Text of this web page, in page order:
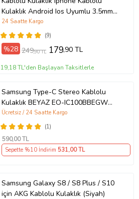
Kulaklık Android Ios Uyumlu 3.5mm
Kulaklık (Beyaz)
(9)
24 Saatte Kargo
%28 249,90 TL 179,90 TL
19,18 TL'den Başlayan Taksitlerle
Samsung Type-C Stereo Kablolu
Kulaklık BEYAZ EO-IC100BBEGWW
(Samsung Türkiye Garantilidir)
(1)
Ücretsiz / 24 Saatte Kargo
590,00 TL
Sepette %10 İndirim 531,00 TL
Samsung Galaxy S8 / S8 Plus / S10
için AKG Kablolu Kulaklık (Siyah)